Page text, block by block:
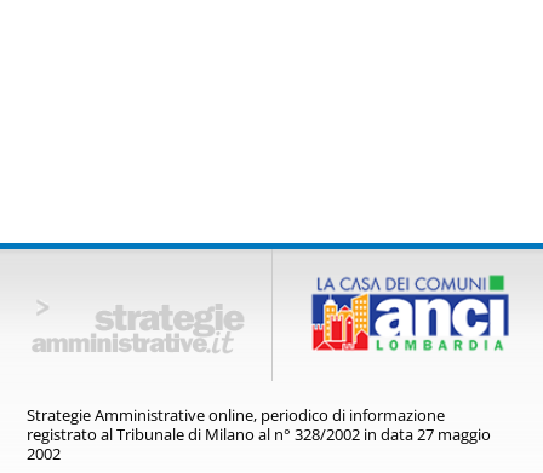
Strategie Amministrative online, periodico di informazione
registratoal Tribunale di Milano al n° 328/2002 in data 27 maggio
2002